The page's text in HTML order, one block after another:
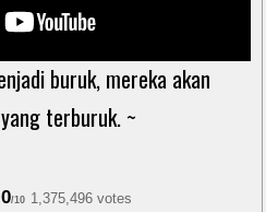
buruk, mereka akan
terburuk. ~
/10 1,375,496 votes